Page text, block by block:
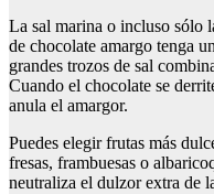
La sal marina o incluso sólo
de chocolate amargo tenga
grandes trozos de sal
Cuando el chocolate se
anula el amargor.
Puedes elegir frutas más
fresas, frambuesas o
neutraliza el dulzor extra de